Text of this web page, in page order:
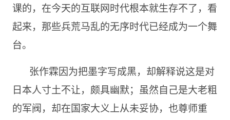
课的，在今天的互联网时代根本就生存不了，看
起来，那些兵荒马乱的无序时代已经成为一个舞
台。
张作霖因为把墨字写成黑，却解释说这是对
日本人寸土不让，颇具幽默；虽然自己是大老粗
的军阀，却在国家大义上从未妥协，也尊师重